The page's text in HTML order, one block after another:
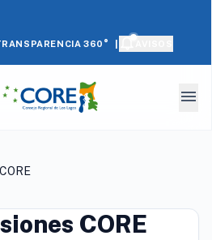
360°
menu
CORE